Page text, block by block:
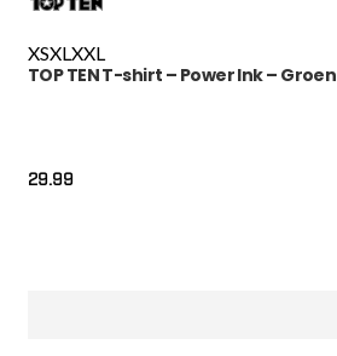
XSXLXXL
TOP TEN T-shirt – Power Ink – Groen
29.99